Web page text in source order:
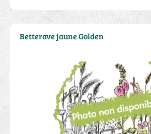
Betterave jaune Golden